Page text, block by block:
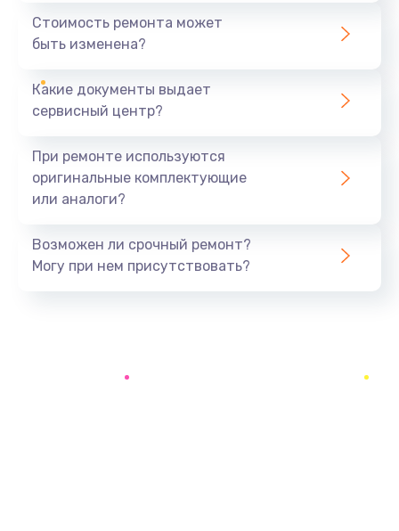
1295 руб.
Замена процессора
Замена оперативной памяти
Заказать
Стоимость ремонта может
быть изменена?
Какие документы выдает
сервисный центр?
При ремонте используются
оригинальные комплектующие
или аналоги?
Возможен ли срочный ремонт?
Могу при нем присутствовать?